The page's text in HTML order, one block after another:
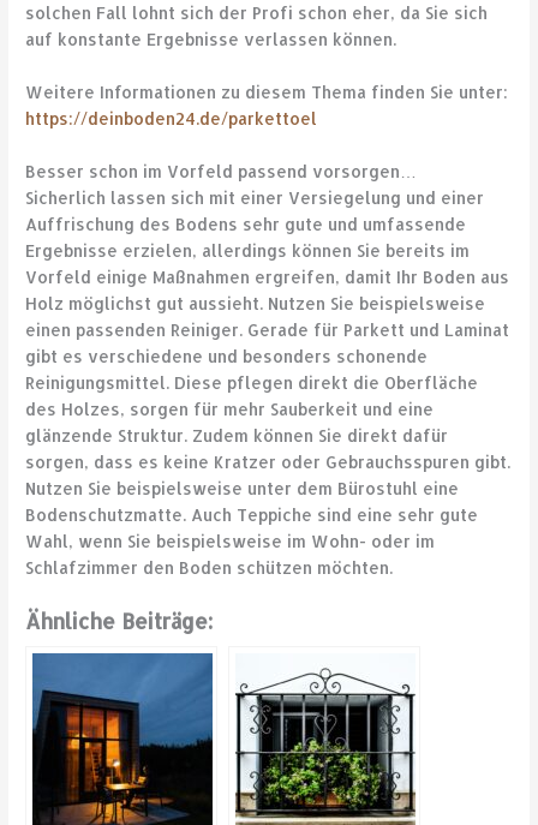
solchen Fall lohnt sich der Profi schon eher, da Sie sich
auf konstante Ergebnisse verlassen können.
Weitere Informationen zu diesem Thema finden Sie unter:
https://deinboden24.de/parkettoel
Besser schon im Vorfeld passend vorsorgen…
Sicherlich lassen sich mit einer Versiegelung und einer
Auffrischung des Bodens sehr gute und umfassende
Ergebnisse erzielen, allerdings können Sie bereits im
Vorfeld einige Maßnahmen ergreifen, damit Ihr Boden aus
Holz möglichst gut aussieht. Nutzen Sie beispielsweise
einen passenden Reiniger. Gerade für Parkett und Laminat
gibt es verschiedene und besonders schonende
Reinigungsmittel. Diese pflegen direkt die Oberfläche
des Holzes, sorgen für mehr Sauberkeit und eine
glänzende Struktur. Zudem können Sie direkt dafür
sorgen, dass es keine Kratzer oder Gebrauchsspuren gibt.
Nutzen Sie beispielsweise unter dem Bürostuhl eine
Bodenschutzmatte. Auch Teppiche sind eine sehr gute
Wahl, wenn Sie beispielsweise im Wohn- oder im
Schlafzimmer den Boden schützen möchten.
Ähnliche Beiträge: